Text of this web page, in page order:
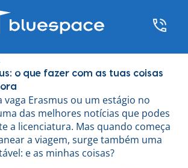
o que fazer com as tuas coisas
vaga Erasmus ou um estágio no
das melhores notícias que podes
a licenciatura. Mas quando começa
a viagem, surge também uma
e as minhas coisas?